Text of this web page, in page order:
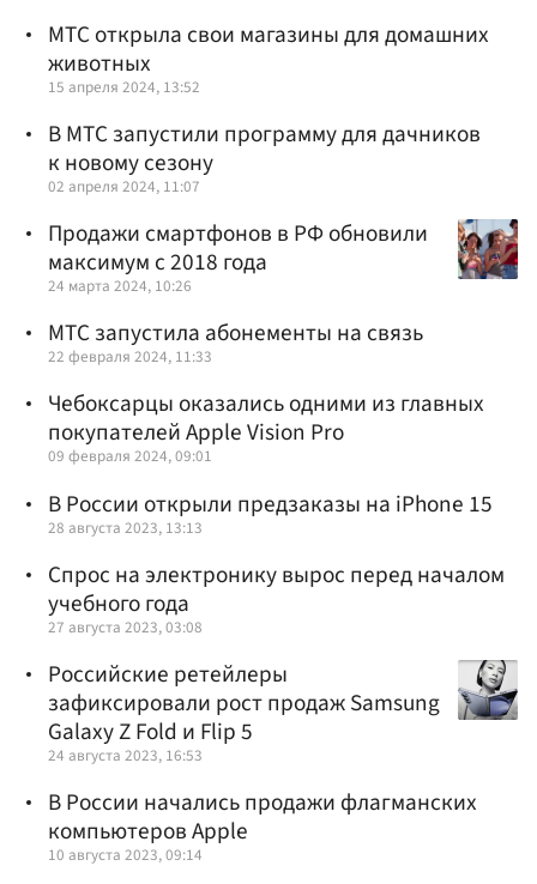
МТС открыла свои магазины для домашних
животных
15 апреля 2024, 13:52
В МТС запустили программу для дачников
к новому сезону
02 апреля 2024, 11:07
Продажи смартфонов в РФ обновили
максимум с 2018 года
24 марта 2024, 10:26
МТС запустила абонементы на связь
22 февраля 2024, 11:33
Чебоксарцы оказались одними из главных
покупателей Apple Vision Pro
09 февраля 2024, 09:01
В России открыли предзаказы на iPhone 15
28 августа 2023, 13:13
Спрос на электронику вырос перед началом
учебного года
27 августа 2023, 03:08
Российские ретейлеры
зафиксировали рост продаж Samsung
Galaxy Z Fold и Flip 5
24 августа 2023, 16:53
В России начались продажи флагманских
компьютеров Apple
10 августа 2023, 09:14